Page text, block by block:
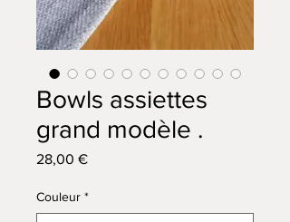
Bowls assiettes
grand modèle .
28,00 €Prix
Couleur *